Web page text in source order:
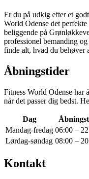
Er du på udkig efter et
World Odense det
beliggende på
professionel bemanding
finde alt, hvad du behøver
Åbningstider
Fitness World Odense har
når det passer dig bedst.
Dag
Mandag-fredag 06:00 –
Lørdag-søndag 08:00 –
Kontakt